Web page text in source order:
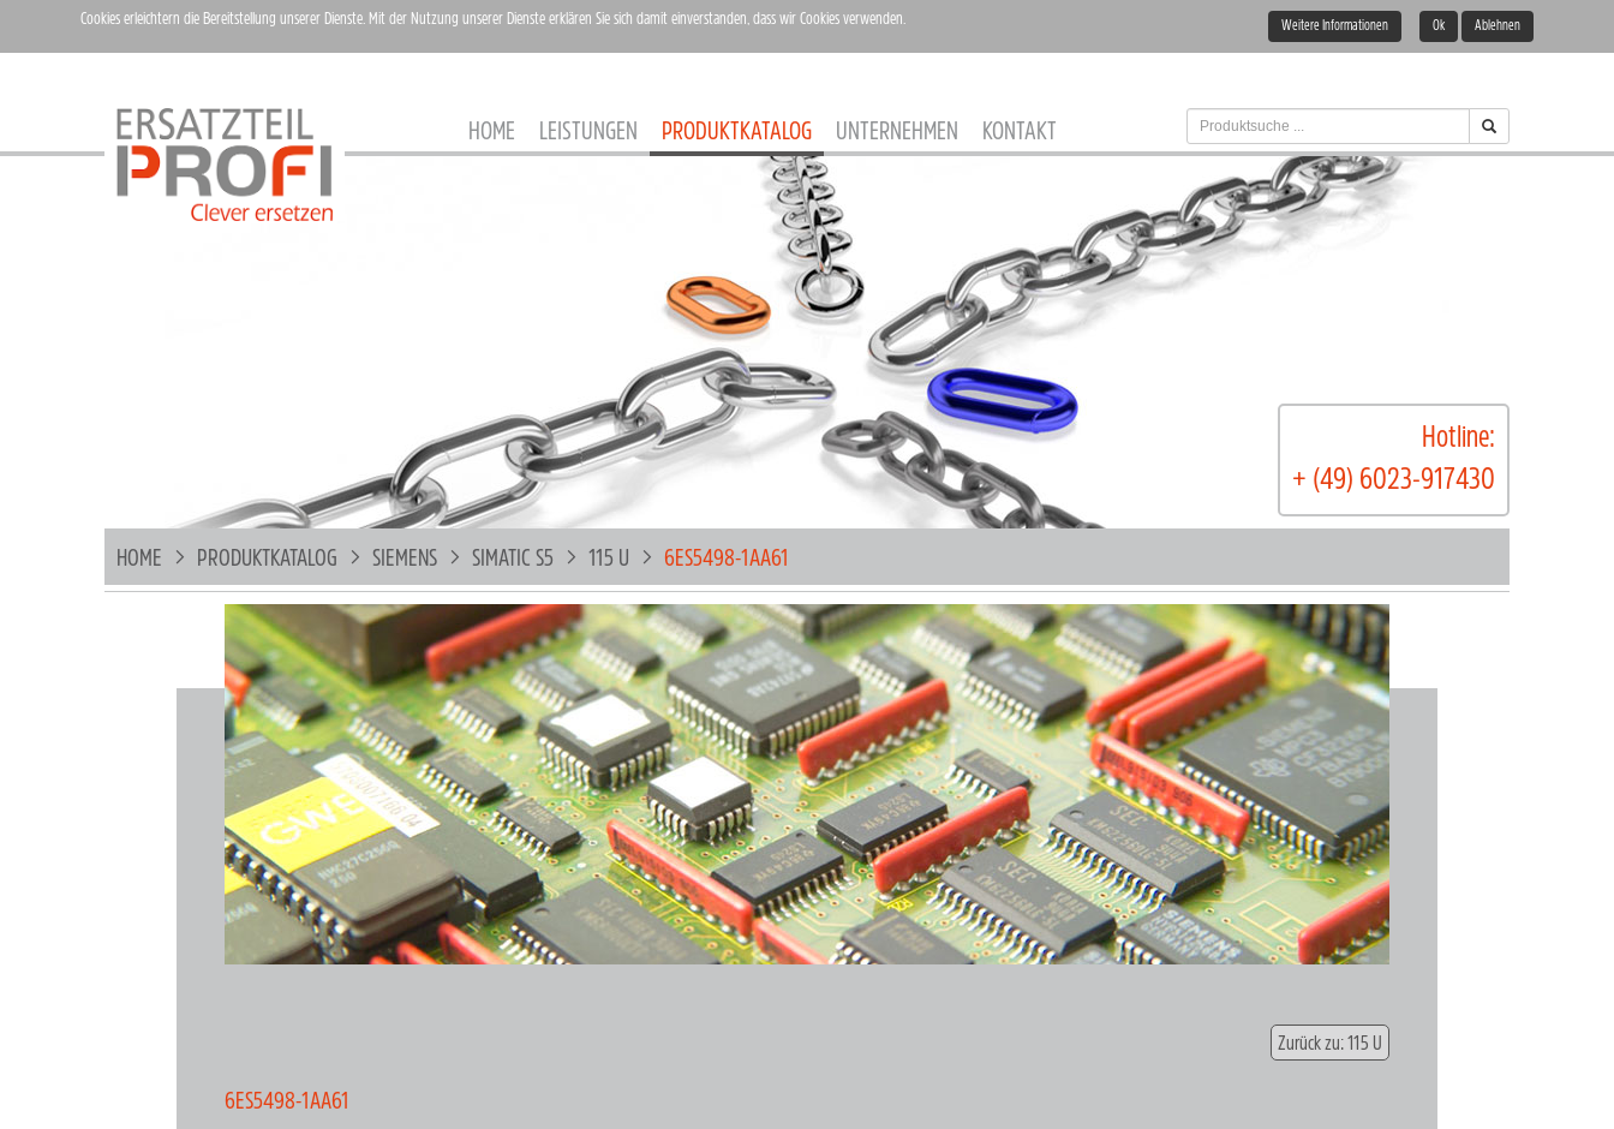
HOME LEISTUNGEN PRODUKTKATALOG UNTERNEHMEN KONTAKT
Hotline:
+ (49) 6023-917430
HOME PRODUKTKATALOG SIEMENS SIMATIC S5 115 U 6ES5498-1AA61
Zurück zu: 115 U
6ES5498-1AA61
Cookies erleichtern die Bereitstellung unserer Dienste. Mit der Nutzung unserer Dienste erklären Sie sich damit einverstanden, dass wir Cookies verwenden. Weitere Informationen Ok Ablehnen